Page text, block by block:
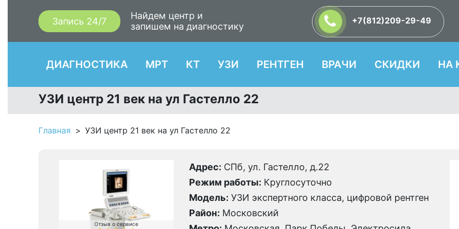
Запись 24/7
Найдем центр и
запишем на диагностику
+7(812)209-29-49
ДИАГНОСТИКА МРТ КТ УЗИ РЕНТГЕН ВРАЧИ СКИДКИ НА
УЗИ центр 21 век на ул Гастелло 22
Главная УЗИ центр 21 век на ул Гастелло 22
Отзыв о сервисе
Адрес: СПб, ул. Гастелло, д.22
Режим работы: Круглосуточно
Модель: УЗИ экспертного класса, цифровой рентген
Район: Московский